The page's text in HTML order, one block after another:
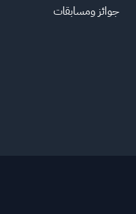
جوائز ومسابقات